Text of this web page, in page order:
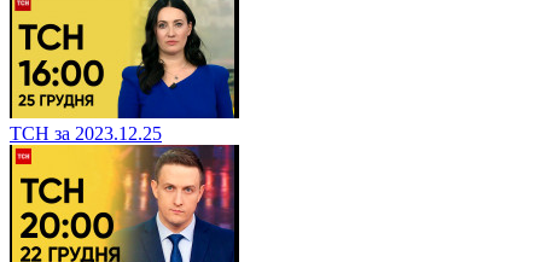
ТСН за 2023.12.25